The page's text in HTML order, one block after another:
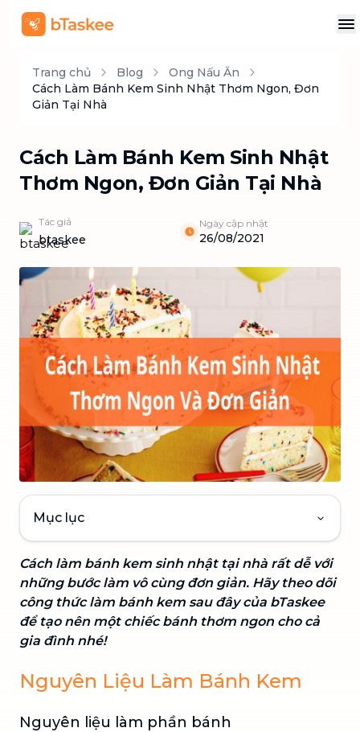
Trang chủ Blog
Ong Nấu Ăn
Cách Làm Bánh Kem Sinh Nhật Thơm Ngon, Đơn
Giản Tại Nhà
Cách Làm Bánh Kem Sinh Nhật
Thơm Ngon, Đơn Giản Tại Nhà
Tác giả
btaskee
Ngày cập nhật
26/08/2021
Mục lục
Cách làm bánh kem sinh nhật tại nhà rất dễ với
những bước làm vô cùng đơn giản. Hãy theo dõi
công thức làm bánh kem sau đây của bTaskee
để tạo nên một chiếc bánh thơm ngon cho cả
gia đình nhé!
Nguyên Liệu Làm Bánh Kem
Nguyên liệu làm phần bánh